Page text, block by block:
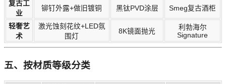
复古工
业
铆钉外露+做旧镀铜 黑钛PVD涂层 Smeg复古酒柜
轻奢艺
术
激光蚀刻花纹+LED氛
围灯
8K镜面抛光
利勃海尔
Signature
五、按材质等级分类